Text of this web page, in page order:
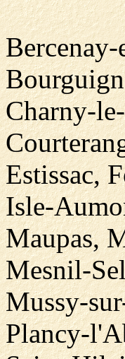
Charny-
Estissac,
Isle-
Maupas,
Mesnil-
Mussy-
Plancy-